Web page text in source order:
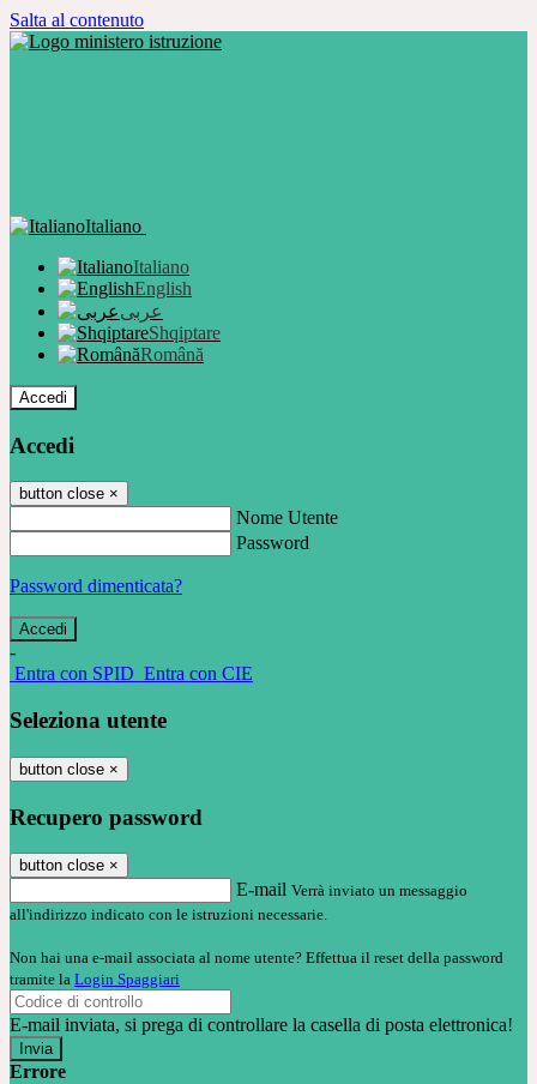
Salta al contenuto
Italiano
Italiano
English
عربى
Shqiptare
Română
Accedi
Accedi
button close ×
Nome Utente
Password
Password dimenticata?
-
Entra con SPID Entra con CIE
Seleziona utente
button close ×
Recupero password
button close ×
E-mail Verrà inviato un messaggio
all'indirizzo indicato con le istruzioni necessarie.
Non hai una e-mail associata al nome utente? Effettua il reset della password
tramite la Login Spaggiari
E-mail inviata, si prega di controllare la casella di posta elettronica!
Errore